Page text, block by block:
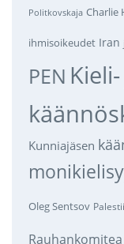
Politkovskaja Charlie
ihmisoikeudet Iran
PEN
Kunniajäsen
Oleg Sentsov
Rauhankomitea